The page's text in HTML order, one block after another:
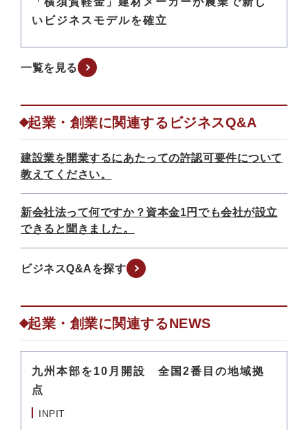
いビジネスモデルを確立
一覧を見る
起業・創業に関連するビジネスQ&A
建設業を開業するにあたっての許認可要件について
教えてください。
新会社法って何ですか？資本金1円でも会社が設立
できると聞きました。
ビジネスQ&Aを探す
起業・創業に関連するNEWS
九州本部を10月開設 全国2番目の地域拠
点
INPIT